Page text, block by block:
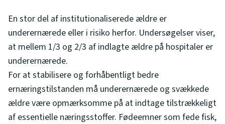
En stor del af institutionaliserede ældre er
underernærede eller i risiko herfor. Undersøgelser viser,
at mellem 1/3 og 2/3 af indlagte ældre på hospitaler er
underernærede.
For at stabilisere og forhåbentligt bedre
ernæringstilstanden må underernærede og svækkede
ældre være opmærksomme på at indtage tilstrækkeligt
af essentielle næringsstoffer. Fødeemner som fede fisk,